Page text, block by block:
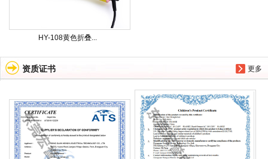
HY-108黄色折叠...
更多
资质证书